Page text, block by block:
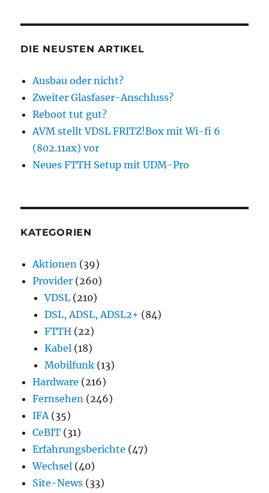
DIE NEUSTEN ARTIKEL
Ausbau oder nicht?
Zweiter Glasfaser-Anschluss?
Reboot tut gut?
AVM stellt VDSL FRITZ!Box mit Wi-fi 6
(802.11ax) vor
Neues FTTH Setup mit UDM-Pro
KATEGORIEN
Aktionen (39)
Provider (260)
VDSL (210)
DSL, ADSL, ADSL2+ (84)
FTTH (22)
Kabel (18)
Mobilfunk (13)
Hardware (216)
Fernsehen (246)
IFA (35)
CeBIT (31)
Erfahrungsberichte (47)
Wechsel (40)
Site-News (33)